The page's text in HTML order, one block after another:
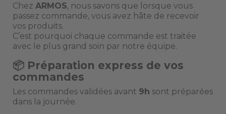
Chez ARMOS, nous savons que lorsque vous
passez commande, vous avez hâte de recevoir
vos produits.
C’est pourquoi chaque commande est traitée
avec le plus grand soin par notre équipe.
📦 Préparation express de vos
commandes
Les commandes validées avant 9h sont préparées
dans la journée.